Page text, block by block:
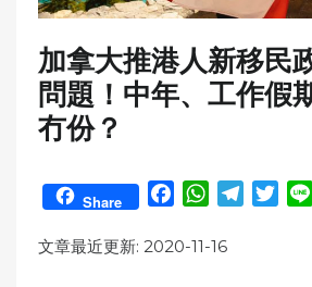
加拿大推港人新移民
問題！中年、工作假
冇份？
Share
c
W
a
文章最近更新: 2020-11-16